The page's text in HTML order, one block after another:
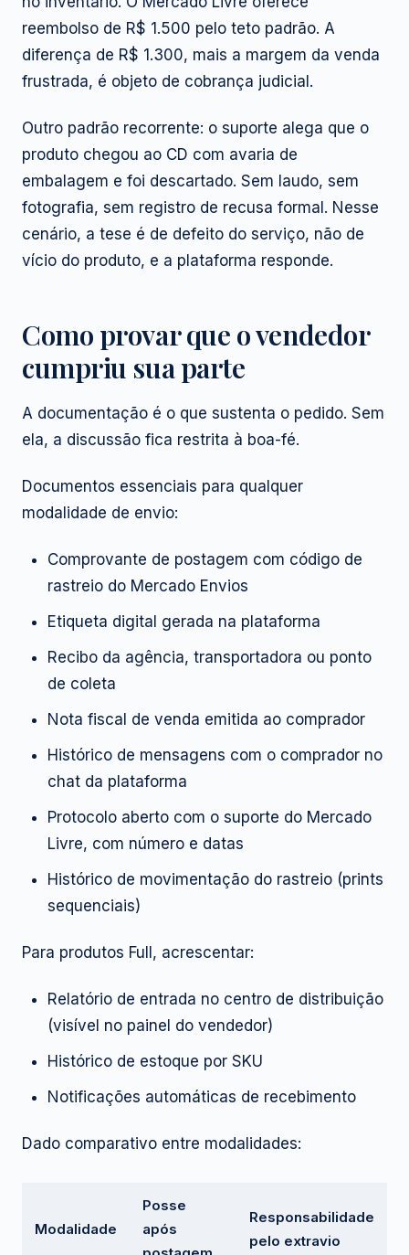
reembolso de R$ 1.500 pelo teto padrão. A
diferença de R$ 1.300, mais a margem da venda
frustrada, é objeto de cobrança judicial.
Outro padrão recorrente: o suporte alega que o
produto chegou ao CD com avaria de
embalagem e foi descartado. Sem laudo, sem
fotografia, sem registro de recusa formal. Nesse
cenário, a tese é de defeito do serviço, não de
vício do produto, e a plataforma responde.
Como provar que o vendedor
cumpriu sua parte
A documentação é o que sustenta o pedido. Sem
ela, a discussão fica restrita à boa-fé.
Documentos essenciais para qualquer
modalidade de envio:
Comprovante de postagem com código de
rastreio do Mercado Envios
Etiqueta digital gerada na plataforma
Recibo da agência, transportadora ou ponto
de coleta
Nota fiscal de venda emitida ao comprador
Histórico de mensagens com o comprador no
chat da plataforma
Protocolo aberto com o suporte do Mercado
Livre, com número e datas
Histórico de movimentação do rastreio (prints
sequenciais)
Para produtos Full, acrescentar:
Relatório de entrada no centro de distribuição
(visível no painel do vendedor)
Histórico de estoque por SKU
Notificações automáticas de recebimento
Dado comparativo entre modalidades:
Modalidade
Posse
após
Responsabilidade
pelo extravio